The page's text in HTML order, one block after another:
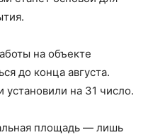
на объекте
до конца августа.
установили на 31 число.
площадь — лишь